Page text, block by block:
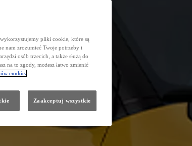
wykorzystujemy pliki cookie, które są
nam zrozumieć Twoje potrzeby i
osób trzecich, a także służą do
na to zgody, możesz łatwo zmienić
cookie.
Zaakceptuj wszystkie